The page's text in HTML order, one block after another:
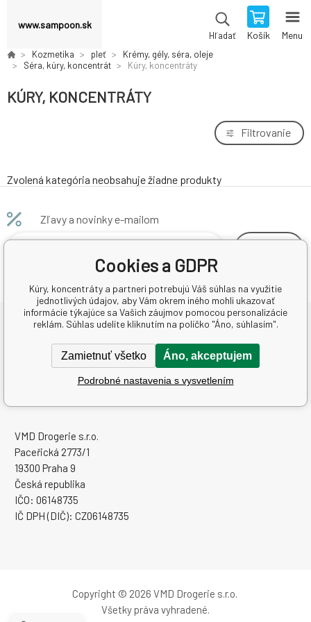
www.sampoon.sk
Hľadať Košík Menu
Kozmetika pleť
Krémy, gély, séra, oleje
Séra, kúry, koncentrát
Kúry, koncentráty
KÚRY, KONCENTRÁTY
Filtrovanie
Zvolená kategória neobsahuje žiadne produkty
Zľavy a novinky e-mailom
www.sampoon.sk
VMD Drogerie s.r.o.
Paceřická 2773/1
19300 Praha 9
Česká republika
IČO: 06148735
IČ DPH (DIČ): CZ06148735
Ďalšie informácie
Textové stránky
Copyright © 2026 VMD Drogerie s.r.o.
Všetky práva vyhradené.
Cookies a GDPR
Kúry, koncentráty a partneri potrebujú Váš súhlas na využitie
jednotlivých údajov, aby Vám okrem iného mohli ukazovať
informácie týkajúce sa Vašich záujmov pomocou personalizácie
reklám. Súhlas udelíte kliknutím na políčko "Áno, súhlasím".
Zamietnuť všetko Áno, akceptujem
Podrobné nastavenia s vysvetlením